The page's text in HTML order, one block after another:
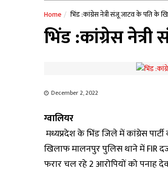
Home भिंड :कांग्रेस नेत्री संजू जाटव के पति के
भिंड :कांग्रेस
December 2, 2022
ग्वालियर
मध्यप्रदेश के भिंड जिले में कांग्रेस
खिलाफ मालनपुर पुलिस थाने में FIR
फरार चल रहे 2 आरोपियों को पनाह